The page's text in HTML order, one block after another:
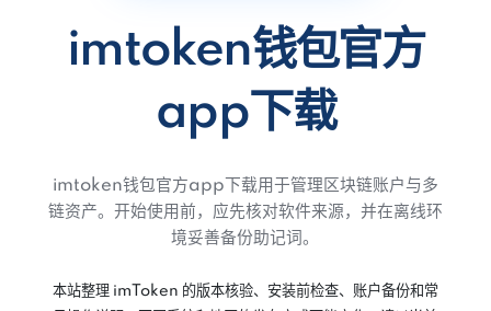
imtoken钱包官方
app下载
imtoken钱包官方app下载用于管理区块链账户与多
链资产。开始使用前，应先核对软件来源，并在离线环
境妥善备份助记词。
本站整理 imToken 的版本核验、安装前检查、账户备份和常